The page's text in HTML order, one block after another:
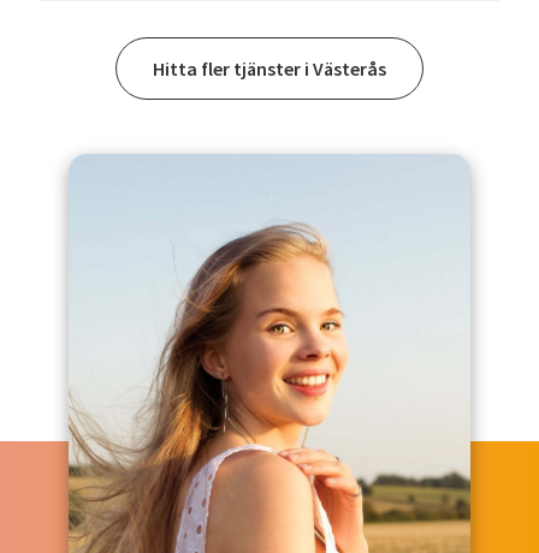
Hitta fler tjänster i Västerås